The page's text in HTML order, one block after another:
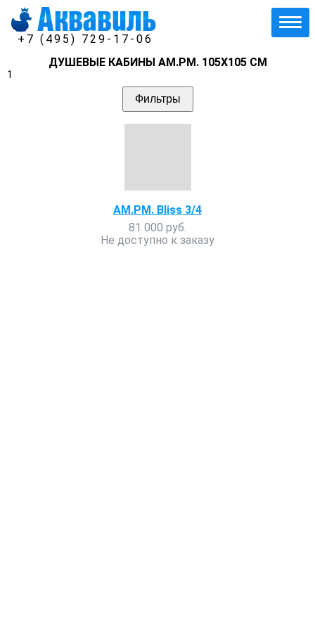
+7 (495) 729-17-06
ДУШЕВЫЕ КАБИНЫ AM.PM. 105Х105 СМ
1
Фильтры
AM.PM. Bliss 3/4
81 000 руб.
Не доступно к заказу